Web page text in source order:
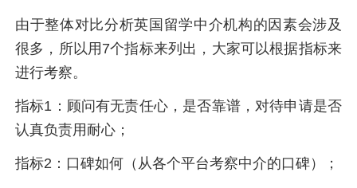
由于整体对比分析英国留学中介机构的因素会涉及
很多，所以用7个指标来列出，大家可以根据指标来
进行考察。
指标1：顾问有无责任心，是否靠谱，对待申请是否
认真负责用耐心；
指标2：口碑如何（从各个平台考察中介的口碑）；